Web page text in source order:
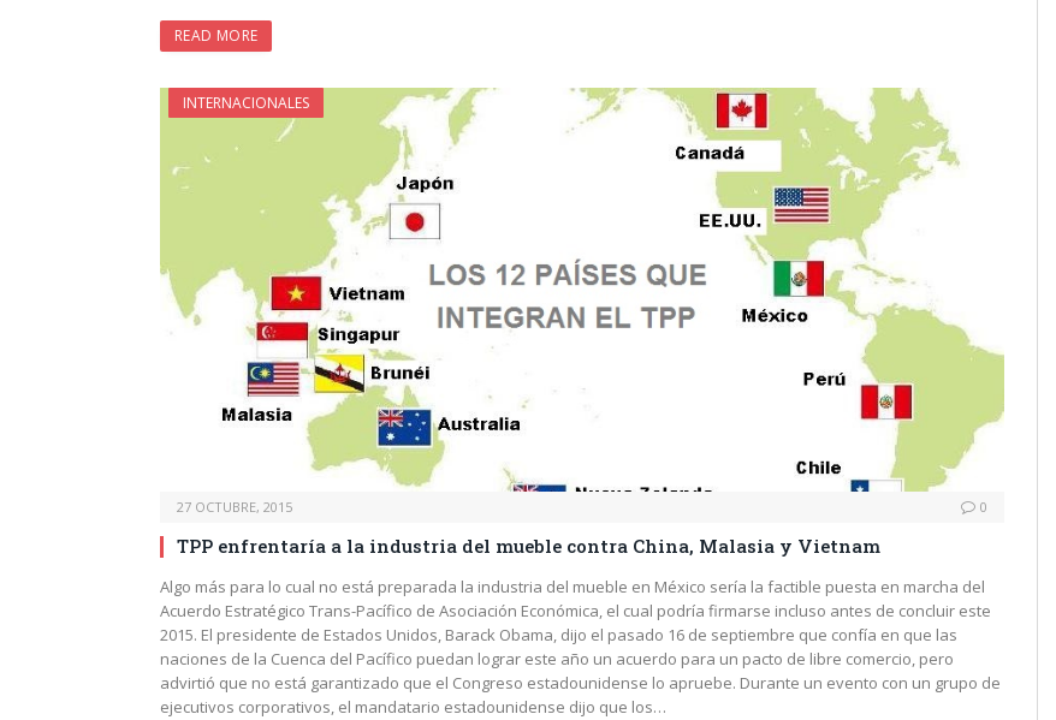
READ MORE
INTERNACIONALES
27 OCTUBRE, 2015 0
TPP enfrentaría a la industria del mueble contra China, Malasia y Vietnam
Algo más para lo cual no está preparada la industria del mueble en México sería la factible puesta en marcha del
Acuerdo Estratégico Trans-Pacífico de Asociación Económica, el cual podría firmarse incluso antes de concluir este
2015. El presidente de Estados Unidos, Barack Obama, dijo el pasado 16 de septiembre que confía en que las
naciones de la Cuenca del Pacífico puedan lograr este año un acuerdo para un pacto de libre comercio, pero
advirtió que no está garantizado que el Congreso estadounidense lo apruebe. Durante un evento con un grupo de
ejecutivos corporativos, el mandatario estadounidense dijo que los…